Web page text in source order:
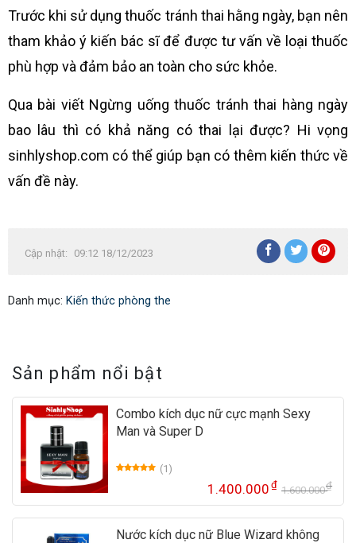
Trước khi sử dụng thuốc tránh thai hằng ngày, bạn nên
tham khảo ý kiến bác sĩ để được tư vấn về loại thuốc
phù hợp và đảm bảo an toàn cho sức khỏe.
Qua bài viết Ngừng uống thuốc tránh thai hàng ngày
bao lâu thì có khả năng có thai lại được? Hi vọng
sinhlyshop.com có thể giúp bạn có thêm kiến thức về
vấn đề này.
Cập nhật: 09:12 18/12/2023
Danh mục: Kiến thức phòng the
Sản phẩm nổi bật
Combo kích dục nữ cực mạnh Sexy
Man và Super D
(1)
1.600.000₫
1.400.000₫
Nước kích dục nữ Blue Wizard không